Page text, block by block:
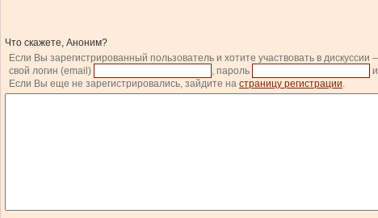
Что скажете, Аноним?
Если Вы зарегистрированный пользователь и хотите участвовать в дискуссии
свой логин (email)
, пароль
Если Вы еще не зарегистрировались, зайдите на страницу регистрации.